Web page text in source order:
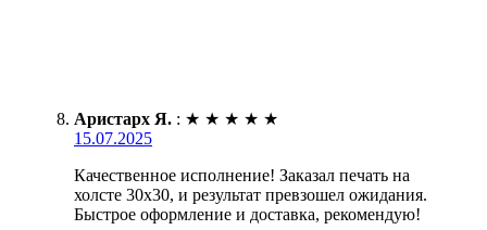
Аристарх Я. : ★ ★ ★ ★ ★
15.07.2025
Качественное исполнение! Заказал печать на
холсте 30х30, и результат превзошел ожидания.
Быстрое оформление и доставка, рекомендую!